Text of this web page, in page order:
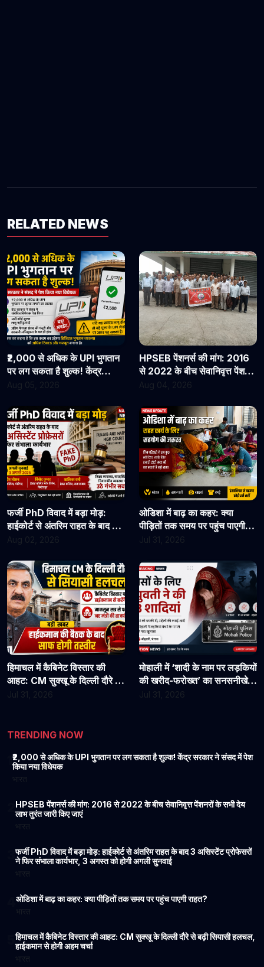
RELATED NEWS
₹2,000 से अधिक के UPI भुगतान
पर लग सकता है शुल्क! केंद्र
सरकार ने संसद में पेश किया नया
Aug 05, 2026
HPSEB पेंशनर्स की मांग: 2016
से 2022 के बीच सेवानिवृत्त पेंशनरों
के सभी देय लाभ तुरंत जारी किए
Aug 04, 2026
फर्जी PhD विवाद में बड़ा मोड़:
हाईकोर्ट से अंतरिम राहत के बाद 3
असिस्टेंट प्रोफेसरों ने फिर संभाला
सुनवाई
Aug 02, 2026
ओडिशा में बाढ़ का कहर: क्या
पीड़ितों तक समय पर पहुंच पाएगी
हिमाचल में कैबिनेट विस्तार की
आहट: CM सुक्खू के दिल्ली दौरे से
मोहाली में ‘शादी के नाम पर लड़कियों
की खरीद-फरोख्त’ का सनसनीखेज
TRENDING NOW
₹2,000 से अधिक के UPI भुगतान पर लग सकता है शुल्क! केंद्र सरकार ने संसद में पेश
किया नया विधेयक
HPSEB पेंशनर्स की मांग: 2016 से 2022 के बीच सेवानिवृत्त पेंशनरों के सभी देय
लाभ तुरंत जारी किए जाएं
3फर्जी PhD विवाद में बड़ा मोड़: हाईकोर्ट से अंतरिम राहत के बाद 3 असिस्टेंट प्रोफेसरों
ने फिर संभाला कार्यभार, 3 अगस्त को होगी अगली सुनवाई
ओडिशा में बाढ़ का कहर: क्या पीड़ितों तक समय पर पहुंच पाएगी राहत?
5हिमाचल में कैबिनेट विस्तार की आहट: CM सुक्खू के दिल्ली दौरे से बढ़ी सियासी हलचल,
हाईकमान से होगी अहम चर्चा